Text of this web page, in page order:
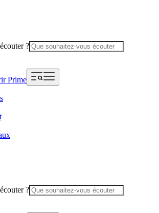
?
Prime
?